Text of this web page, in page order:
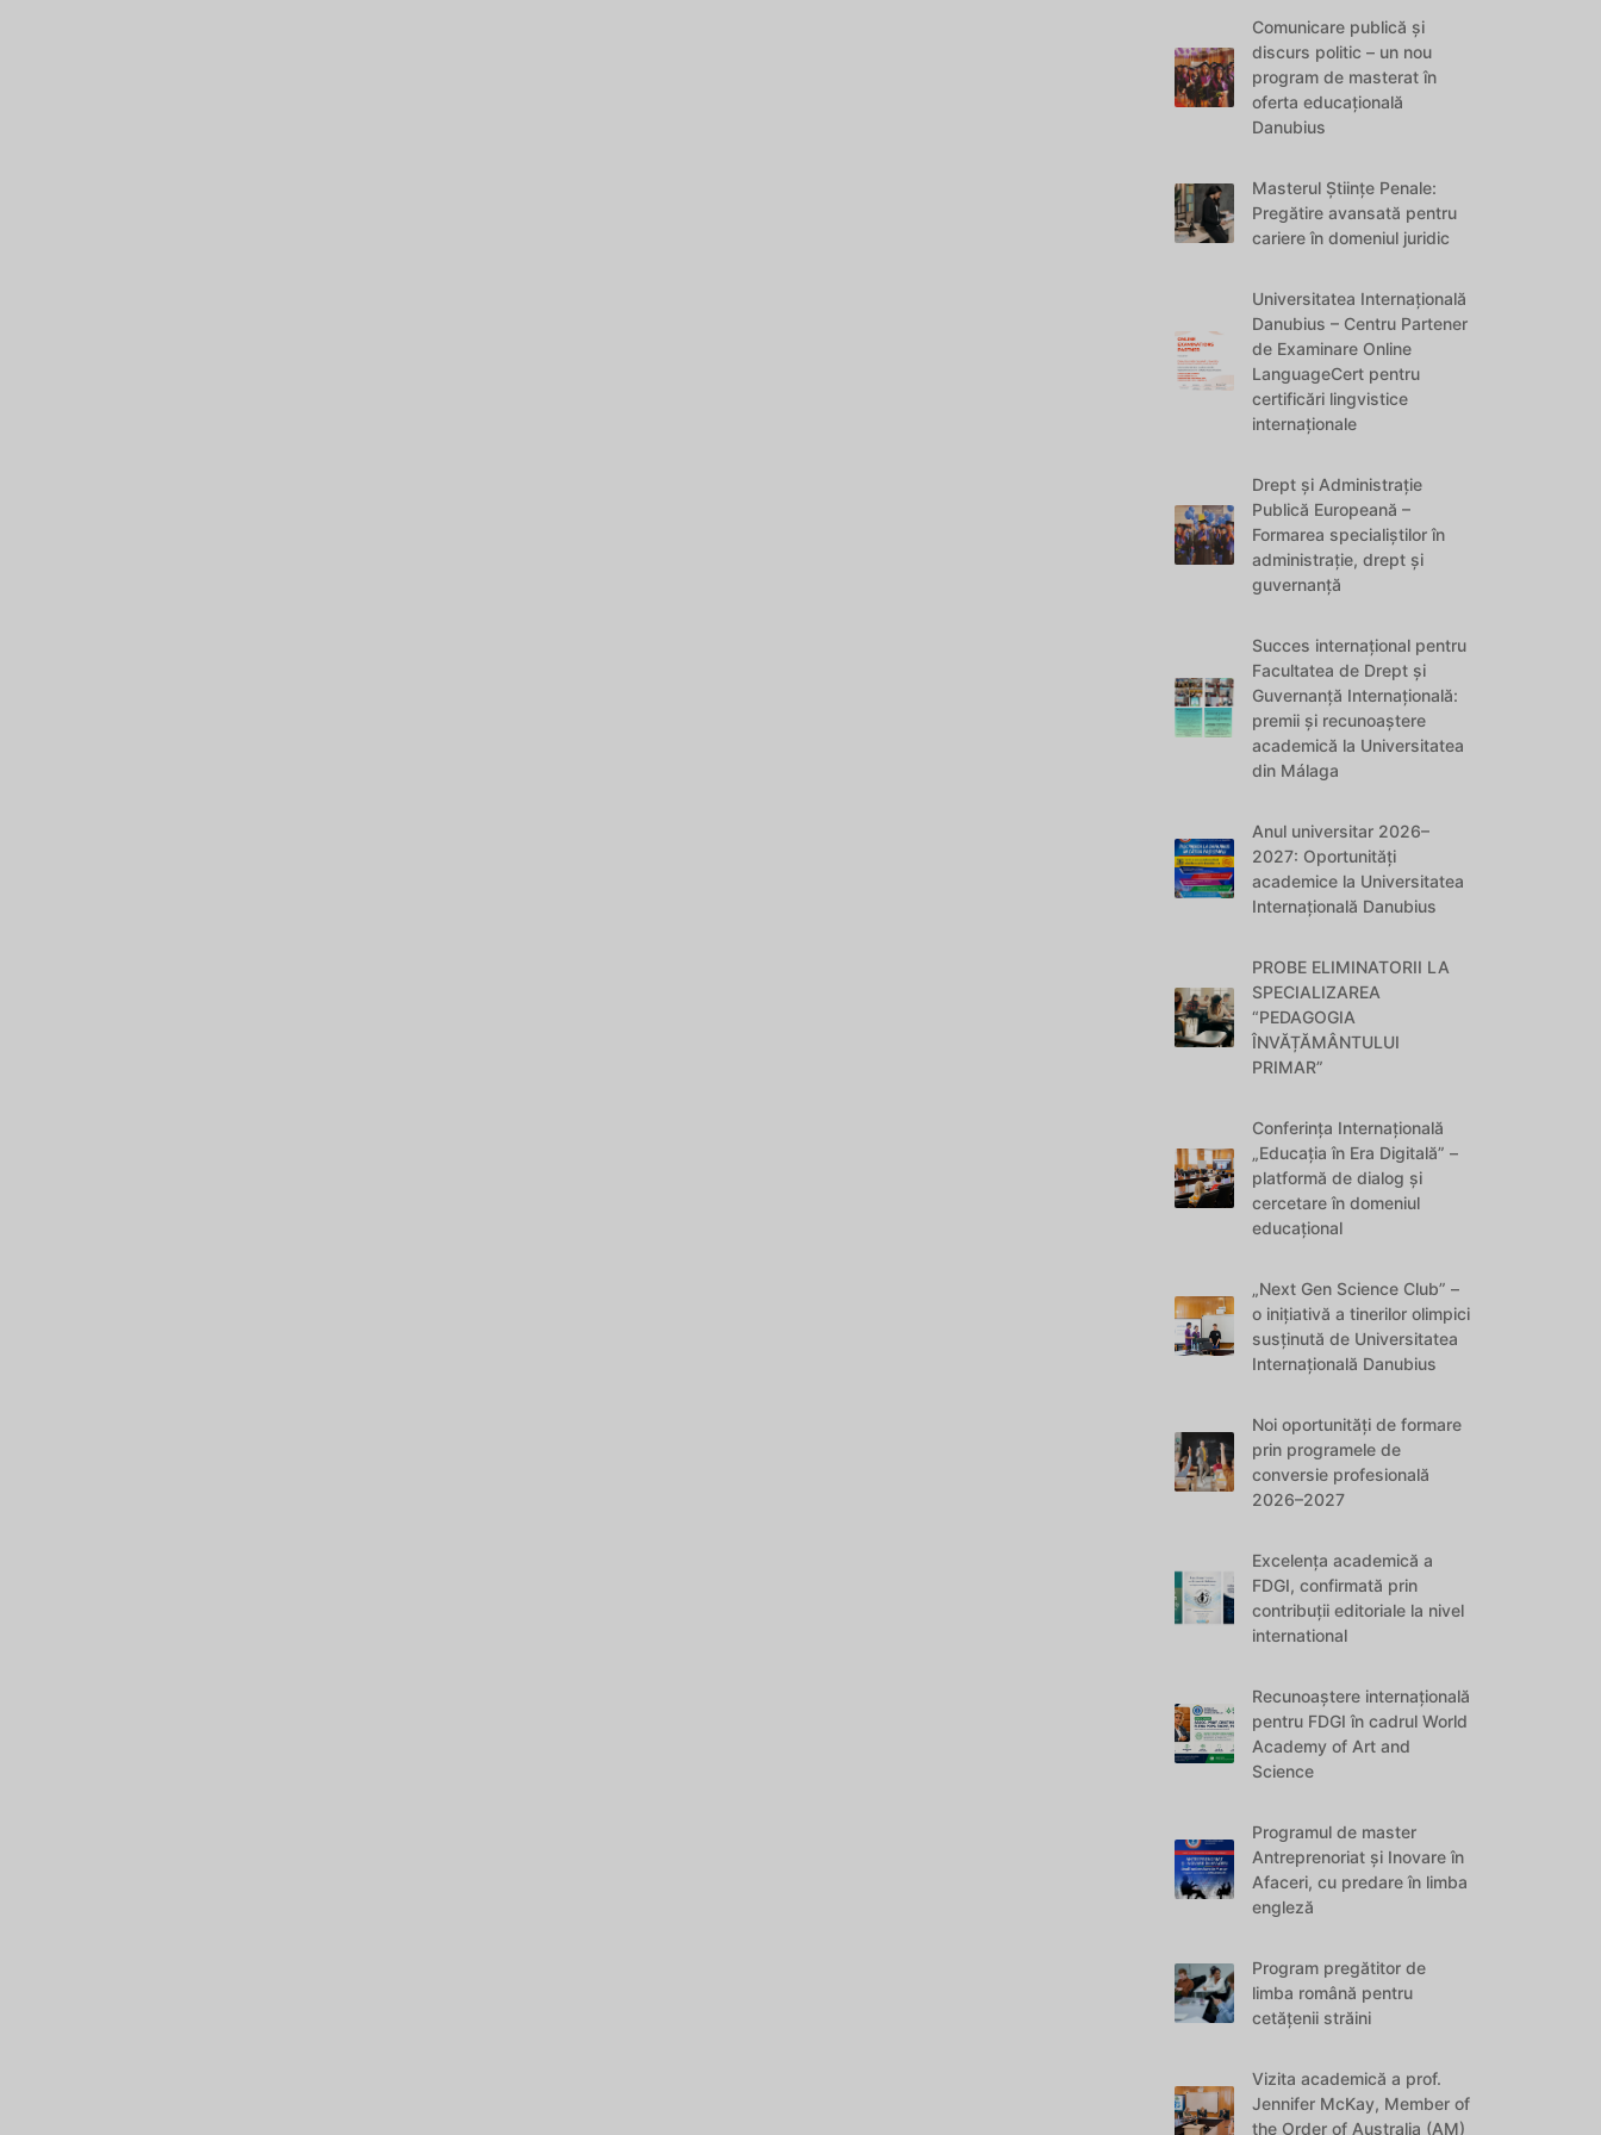
Comunicare publică și
discurs politic – un nou
program de masterat în
oferta educațională
Danubius
Masterul Științe Penale:
Pregătire avansată pentru
cariere în domeniul juridic
Universitatea Internațională
Danubius – Centru Partener
de Examinare Online
LanguageCert pentru
certificări lingvistice
internaționale
Drept și Administrație
Publică Europeană –
Formarea specialiștilor în
administrație, drept și
guvernanță
Succes internațional pentru
Facultatea de Drept și
Guvernanță Internațională:
premii și recunoaștere
academică la Universitatea
din Málaga
Anul universitar 2026–
2027: Oportunități
academice la Universitatea
Internațională Danubius
PROBE ELIMINATORII LA
SPECIALIZAREA
“PEDAGOGIA
ÎNVĂȚĂMÂNTULUI
PRIMAR”
Conferința Internațională
„Educația în Era Digitală” –
platformă de dialog și
cercetare în domeniul
educațional
„Next Gen Science Club” –
o inițiativă a tinerilor olimpici
susținută de Universitatea
Internațională Danubius
Noi oportunități de formare
prin programele de
conversie profesională
2026–2027
Excelența academică a
FDGI, confirmată prin
contribuții editoriale la nivel
international
Recunoaștere internațională
pentru FDGI în cadrul World
Academy of Art and
Science
Programul de master
Antreprenoriat și Inovare în
Afaceri, cu predare în limba
engleză
Program pregătitor de
limba română pentru
cetățenii străini
Vizita academică a prof.
Jennifer McKay, Member of
the Order of Australia (AM)